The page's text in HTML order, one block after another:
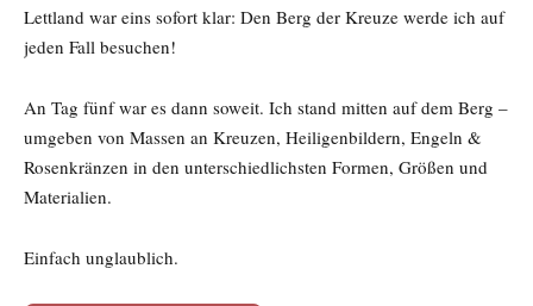
Lettland war eins sofort klar: Den Berg der Kreuze werde ich auf
jeden Fall besuchen!
An Tag fünf war es dann soweit. Ich stand mitten auf dem Berg –
umgeben von Massen an Kreuzen, Heiligenbildern, Engeln &
Rosenkränzen in den unterschiedlichsten Formen, Größen und
Materialien.
Einfach unglaublich.